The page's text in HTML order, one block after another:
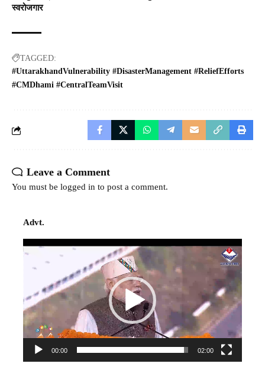
स्वरोजगार
TAGGED:
#UttarakhandVulnerability #DisasterManagement #ReliefEfforts
#CMDhami #CentralTeamVisit
Leave a Comment
You must be logged in to post a comment.
Advt.
Video
00:00 02:00